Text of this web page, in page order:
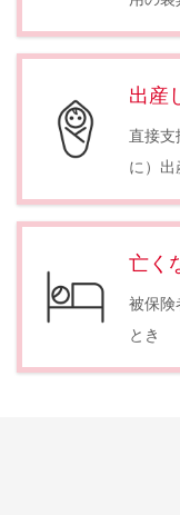
た
出産
直接
に）
亡く
被保険
とき